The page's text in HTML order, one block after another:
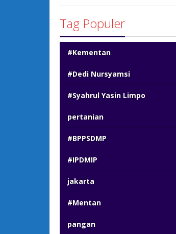
Tag Populer
#Kementan
#Dedi Nursyamsi
#Syahrul Yasin Limpo
pertanian
#BPPSDMP
#IPDMIP
jakarta
#Mentan
pangan